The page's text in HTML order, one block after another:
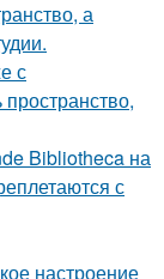
а
с
Bibliotheca на
с
настроение